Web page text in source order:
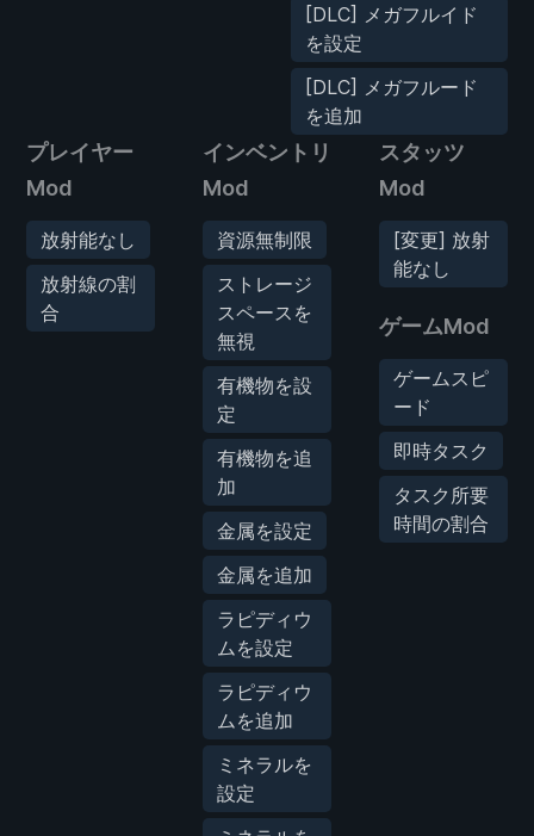
[DLC] メガフルイド
を設定
[DLC] メガフルード
を追加
プレイヤー
Mod
放射能なし
放射線の割
合
インベントリ
Mod
資源無制限
ストレージ
スペースを
無視
有機物を設
定
有機物を追
加
金属を設定
金属を追加
ラピディウ
ムを設定
ラピディウ
ムを追加
ミネラルを
設定
スタッツ
Mod
[変更] 放射
能なし
ゲームMod
ゲームスピ
ード
即時タスク
タスク所要
時間の割合